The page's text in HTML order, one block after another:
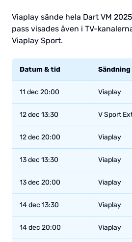
Viaplay sände hela Dart VM
pass visades även i TV-
Viaplay Sport.
Datum & tid Sändning
11 dec 20:00 Viaplay
12 dec 13:30 V Sport
12 dec 20:00 Viaplay
13 dec 13:30 Viaplay
13 dec 20:00 Viaplay
14 dec 13:30 Viaplay
14 dec 20:00 Viaplay